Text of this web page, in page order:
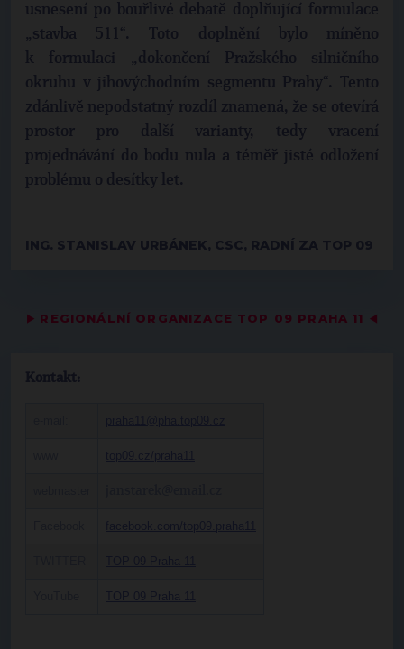
▶ REGIONÁLNÍ ORGANIZACE TOP 09 PRAHA 11 ◀
Kontakt:
usnesení po bouřlivé debatě doplňující formulace
„stavba 511“. Toto doplnění bylo míněno
k formulaci „dokončení Pražského silničního
okruhu v jihovýchodním segmentu Prahy“. Tento
zdánlivě nepodstatný rozdíl znamená, že se otevírá
prostor pro další varianty, tedy vracení
projednávání do bodu nula a téměř jisté odložení
problému o desítky let.
ING. STANISLAV URBÁNEK, CSC, RADNÍ ZA TOP 09